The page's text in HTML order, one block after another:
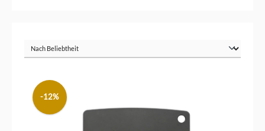
-12%